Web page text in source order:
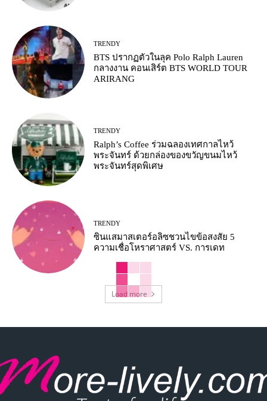
TRENDY
BTS ปรากฏตัวในลุค Polo Ralph Lauren
กลางงาน คอนเสิร์ต BTS WORLD TOUR
ARIRANG
TRENDY
Ralph’s Coffee ร่วมฉลองเทศกาลไหว้
พระจันทร์ ด้วยกล่องของขวัญขนมไหว้
พระจันทร์สุดพิเศษ
TRENDY
ซินแสมาสเตอร์อลิซชวนไขข้อสงสัย 5
ความเชื่อโหราศาสตร์ VS. การเดท
Load more